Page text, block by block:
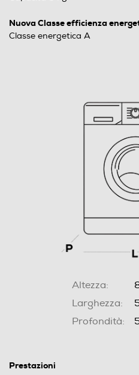
Nuova Classe efficienza
Classe energetica A
Altezza:
Larghezza:
Profondità:
Prestazioni